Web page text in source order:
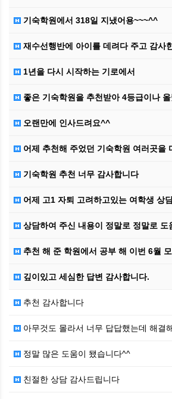
기숙학원에서 318일 지냈어용~~~^^
재수선행반에 아이를 데려다 주고 감사
1년을 다시 시작하는 기로에서
좋은 기숙학원을 추천받아 4등급이나
오랜만에 인사드려요^^
어제 추천해 주었던 기숙학원 여러곳을
기숙학원 추천 너무 감사합니다
어제 고1 자퇴 고려하고있는 여학생 상
상담하여 주신 내용이 정말로 정말로
추천 해 준 학원에서 공부 해 이번 6월
깊이있고 세심한 답변 감사합니다.
추천 감사합니다
아무것도 몰라서 너무 답답했는데 해결
정말 많은 도움이 됐습니다^^
친절한 상담 감사드립니다